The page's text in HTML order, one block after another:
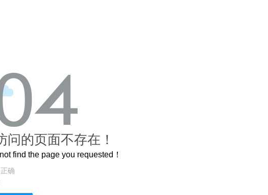
紫禁城
问的页面不存在！
find the page you requested！
确